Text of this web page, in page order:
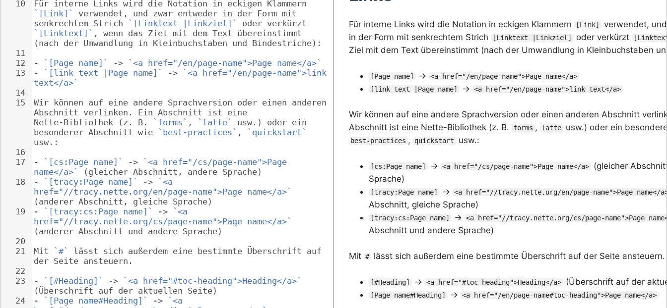
10
11
12
13
14
15
16
17
18
19
20
21
22
23
24
Für interne Links wird die Notation in eckigen Klammern
`[Link]`
verwendet, und zwar entweder in der Form mit
senkrechtem Strich
`[Linktext |Linkziel]`
oder verkürzt
`[Linktext]` , wenn das Ziel mit dem Text übereinstimmt
(nach der Umwandlung in Kleinbuchstaben und Bindestriche):
-
`[Page name]` ->
`<a href="/en/page-name">Page name</a>`
-
`[link text |Page name]` ->
`<a href="/en/page-name">link
text</a>`
Wir können auf eine andere Sprachversion oder einen anderen
Abschnitt verlinken. Ein Abschnitt ist eine
Nette-Bibliothek (z. B.
`forms` , `latte`
usw.) oder ein
besonderer Abschnitt wie
`best-practices` ,
`quickstart`
usw.:
-
`[cs:Page name]` ->
`<a href="/cs/page-name">Page
name</a>`
(gleicher Abschnitt, andere Sprache)
-
`[tracy:Page name]` ->
`<a
href="//tracy.nette.org/en/page-name">Page name</a>`
(anderer Abschnitt, gleiche Sprache)
-
`[tracy:cs:Page name]` ->
`<a
href="//tracy.nette.org/cs/page-name">Page name</a>`
(anderer Abschnitt und andere Sprache)
Mit
`#`
lässt sich außerdem eine bestimmte Überschrift auf
der Seite ansteuern.
-
`[#Heading]` ->
`<a href="#toc-heading">Heading</a>`
(Überschrift auf der aktuellen Seite)
-
`[Page name#Heading]` ->
`<a
Für interne Links wird die Notation in eckigen Klammern [Link]
verwendet,
in der Form mit senkrechtem Strich
[Linktext |Linkziel] oder verkürzt
Ziel mit dem Text übereinstimmt (nach der Umwandlung in Kleinbuchstaben
[Page name] → <a href="/en/page-name">Page name</a>
[link text |Page name]
→ <a href="/en/page-name">link text</a>
Wir können auf eine andere Sprachversion oder einen anderen Abschnitt
Abschnitt ist eine Nette-Bibliothek (z. B.
forms , latte usw.) oder ein
best-practices , quickstart usw.:
[cs:Page name] → <a href="/cs/page-name">Page name</a>
(gleicher
Sprache)
[tracy:Page name] → <a href="//tracy.nette.org/en/page-name">Page name</
Abschnitt, gleiche Sprache)
[tracy:cs:Page name] → <a href="//tracy.nette.org/cs/page-name">Page
Abschnitt und andere Sprache)
Mit # lässt sich außerdem eine bestimmte Überschrift auf der Seite ansteuern.
[#Heading] → <a href="#toc-heading">Heading</a> (Überschrift auf der
[Page name#Heading] → <a href="/en/page-name#toc-heading">Page name</a>